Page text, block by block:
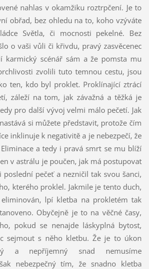
nahlas v okamžiku roztrpčení. Je to
obřad, bez ohledu na to, koho vzýváte
Světla, či mocnosti pekelné. Bez
o vaši vůli či křivdu, pravý zasvěcenec
karmický scénář sám a že pomsta mu
zvolili tuto temnou cestu, jsou
ten, kdo byl proklet. Proklínající ztrácí
záleží na tom, jak závažná a těžká je
pro další vývoj velmi málo pečetí. Jak
si můžete představit, protože čím
inklinuje k negativitě a je nebezpečí, že
a tedy i pravá smrt se mu blíží
v astrálu je poučen, jak má postupovat
poslední pečeť a nezničil tak svou šanci,
kterého proklel. Jakmile je tento duch,
lpí kletba na prokletém tak
Obyčejně je to na věčné časy,
pokud se nenajde láskyplná bytost,
sejmout s něho kletbu. Že je to úkon
a nepříjemný snad nemusíme
nebezpečný tím, že snadno kletba